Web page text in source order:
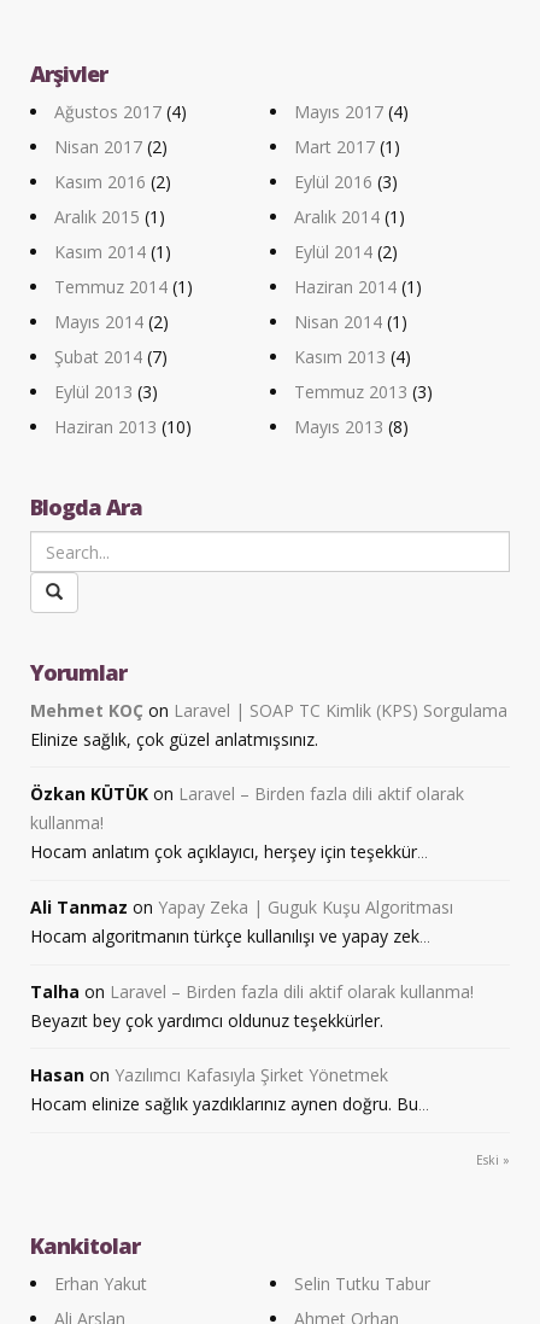
Arşivler
Ağustos 2017 (4) Mayıs 2017 (4)
Nisan 2017 (2) Mart 2017 (1)
Kasım 2016 (2) Eylül 2016 (3)
Aralık 2015 (1) Aralık 2014 (1)
Kasım 2014 (1) Eylül 2014 (2)
Temmuz 2014 (1) Haziran 2014 (1)
Mayıs 2014 (2) Nisan 2014 (1)
Şubat 2014 (7) Kasım 2013 (4)
Eylül 2013 (3) Temmuz 2013 (3)
Haziran 2013 (10) Mayıs 2013 (8)
Blogda Ara
Yorumlar
Mehmet KOÇ on Laravel | SOAP TC Kimlik (KPS) Sorgulama
Elinize sağlık, çok güzel anlatmışsınız.
Özkan KÜTÜK on Laravel – Birden fazla dili aktif olarak
kullanma!
Hocam anlatım çok açıklayıcı, herşey için teşekkür...
Ali Tanmaz on Yapay Zeka | Guguk Kuşu Algoritması
Hocam algoritmanın türkçe kullanılışı ve yapay zek...
Talha on Laravel – Birden fazla dili aktif olarak kullanma!
Beyazıt bey çok yardımcı oldunuz teşekkürler.
Hasan on Yazılımcı Kafasıyla Şirket Yönetmek
Hocam elinize sağlık yazdıklarınız aynen doğru. Bu...
Eski »
Kankitolar
Erhan Yakut
Selin Tutku Tabur
Ali Arslan
Ahmet Orhan